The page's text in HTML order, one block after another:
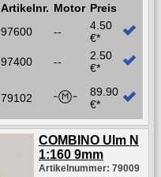
Artikelnr. Motor Preis
97600 --
4.50
€*
97400 --
2.50
€*
79102
89.90
€*
COMBINO Ulm N
1:160 9mm
Artikelnummer: 79009